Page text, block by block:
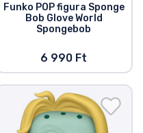
Funko POP figura Sponge
Bob Glove World
Spongebob
6 990 Ft